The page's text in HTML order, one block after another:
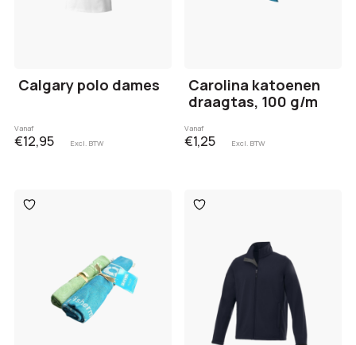
Calgary polo dames
Vanaf
€12,95 Excl. BTW
Carolina katoenen
draagtas, 100 g/m
Vanaf
€1,25 Excl. BTW
Toevoegen
aan
Toevoegen
aan